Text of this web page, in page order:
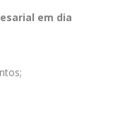
em dia